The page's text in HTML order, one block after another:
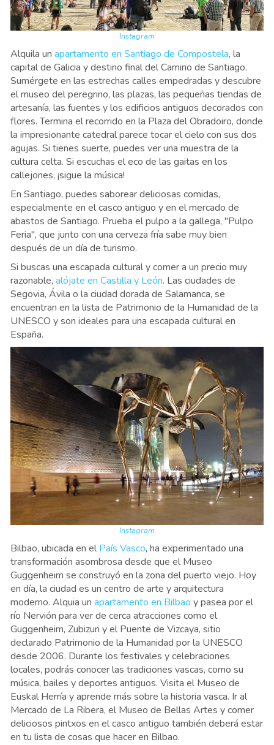
Instagram
Alquila un apartamento en Santiago de Compostela, la
capital de Galicia y destino final del Camino de Santiago.
Sumérgete en las estrechas calles empedradas y descubre
el museo del peregrino, las plazas, las pequeñas tiendas de
artesanía, las fuentes y los edificios antiguos decorados con
flores. Termina el recorrido en la Plaza del Obradoiro, donde
la impresionante catedral parece tocar el cielo con sus dos
agujas. Si tienes suerte, puedes ver una muestra de la
cultura celta. Si escuchas el eco de las gaitas en los
callejones, ¡sigue la música!
En Santiago, puedes saborear deliciosas comidas,
especialmente en el casco antiguo y en el mercado de
abastos de Santiago. Prueba el pulpo a la gallega, "Pulpo
Feria", que junto con una cerveza fría sabe muy bien
después de un día de turismo.
Si buscas una escapada cultural y comer a un precio muy
razonable, alójate en Castilla y León. Las ciudades de
Segovia, Ávila o la ciudad dorada de Salamanca, se
encuentran en la lista de Patrimonio de la Humanidad de la
UNESCO y son ideales para una escapada cultural en
España.
Instagram
Bilbao, ubicada en el País Vasco, ha experimentado una
transformación asombrosa desde que el Museo
Guggenheim se construyó en la zona del puerto viejo. Hoy
en día, la ciudad es un centro de arte y arquitectura
moderno. Alquia un apartamento en Bilbao y pasea por el
río Nervión para ver de cerca atracciones como el
Guggenheim, Zubizuri y el Puente de Vizcaya, sitio
declarado Patrimonio de la Humanidad por la UNESCO
desde 2006. Durante los festivales y celebraciones
locales, podrás conocer las tradiciones vascas, como su
música, bailes y deportes antiguos. Visita el Museo de
Euskal Herría y aprende más sobre la historia vasca. Ir al
Mercado de La Ribera, el Museo de Bellas Artes y comer
deliciosos pintxos en el casco antiguo también deberá estar
en tu lista de cosas que hacer en Bilbao.